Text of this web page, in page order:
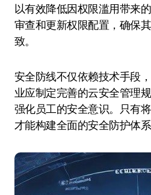
以有效降低因权限滥用带来
审查和更新权限配置，确保
致。
安全防线不仅依赖技术手段
业应制定完善的云安全管理
强化员工的安全意识。只有
才能构建全面的安全防护体系